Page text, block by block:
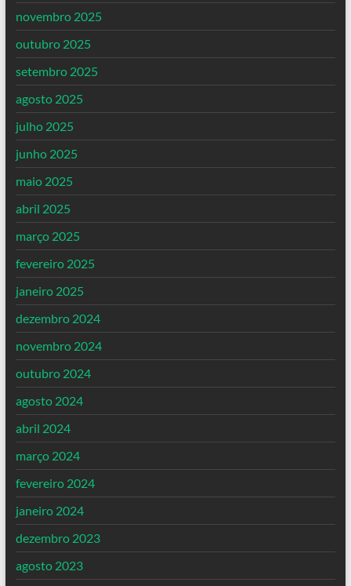
novembro 2025
outubro 2025
setembro 2025
agosto 2025
julho 2025
junho 2025
maio 2025
abril 2025
março 2025
fevereiro 2025
janeiro 2025
dezembro 2024
novembro 2024
outubro 2024
agosto 2024
abril 2024
março 2024
fevereiro 2024
janeiro 2024
dezembro 2023
agosto 2023